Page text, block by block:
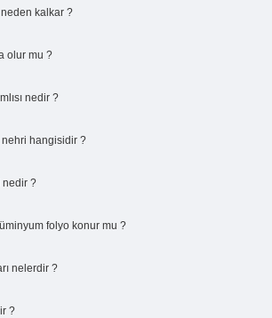
kalkar ?
olur mu ?
nedir ?
nehri hangisidir ?
nedir ?
folyo konur mu ?
nelerdir ?
?